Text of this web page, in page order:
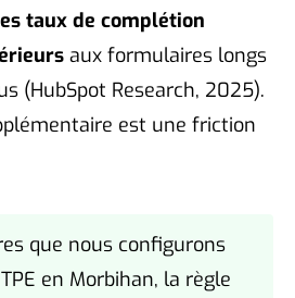
taux de complétion
aux formulaires longs
(HubSpot Research, 2025).
est une friction
que nous configurons
en Morbihan, la règle